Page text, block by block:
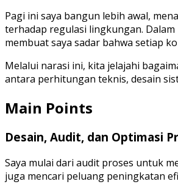
Pagi ini saya bangun lebih awal,
terhadap regulasi lingkungan.
membuat saya sadar bahwa setiap
Melalui narasi ini, kita jelajahi
antara perhitungan teknis, desain
Main Points
Desain, Audit, dan Optimasi
Saya mulai dari audit proses untuk
juga mencari peluang peningkatan